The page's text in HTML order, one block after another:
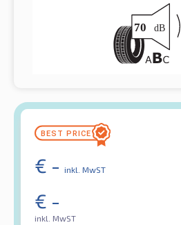
€ - inkl. MwST
€ -
inkl. MwST